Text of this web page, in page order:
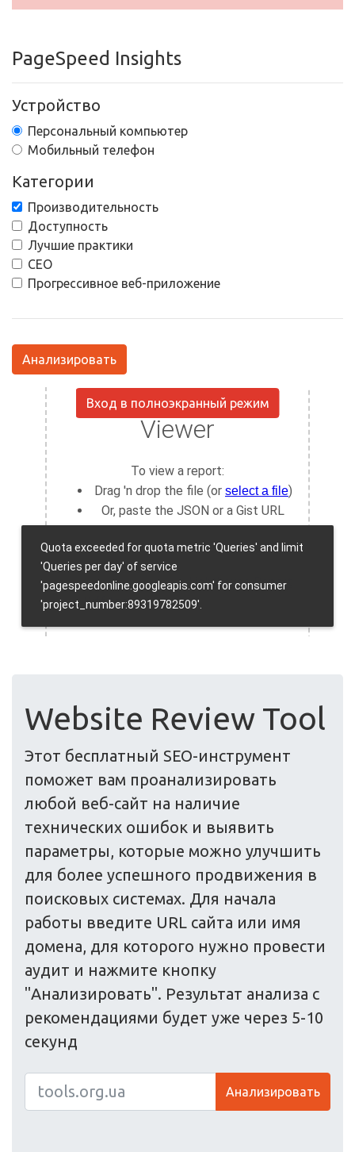
PageSpeed Insights
Устройство
Персональный компьютер
Мобильный телефон
Категории
Производительность
Доступность
Лучшие практики
СЕО
Прогрессивное веб-приложение
Анализировать
Вход в полноэкранный режим
Website Review Tool
Этот бесплатный SEO-инструмент
поможет вам проанализировать
любой веб-сайт на наличие
технических ошибок и выявить
параметры, которые можно улучшить
для более успешного продвижения в
поисковых системах. Для начала
работы введите URL сайта или имя
домена, для которого нужно провести
аудит и нажмите кнопку
"Анализировать". Результат анализа с
рекомендациями будет уже через 5-10
секунд
Анализировать